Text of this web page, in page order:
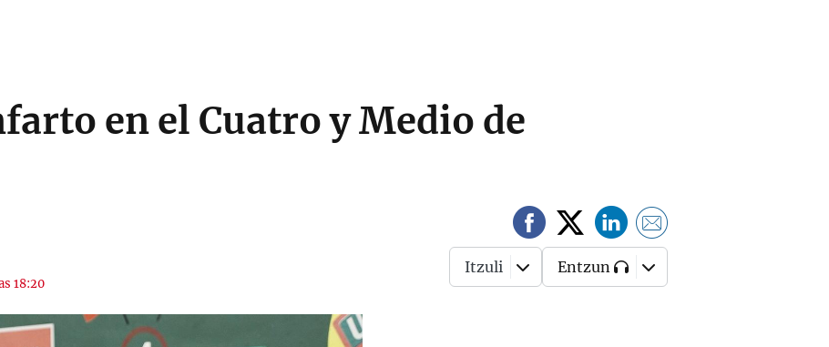
en el Cuatro y Medio de
18:20
Itzuli Entzun